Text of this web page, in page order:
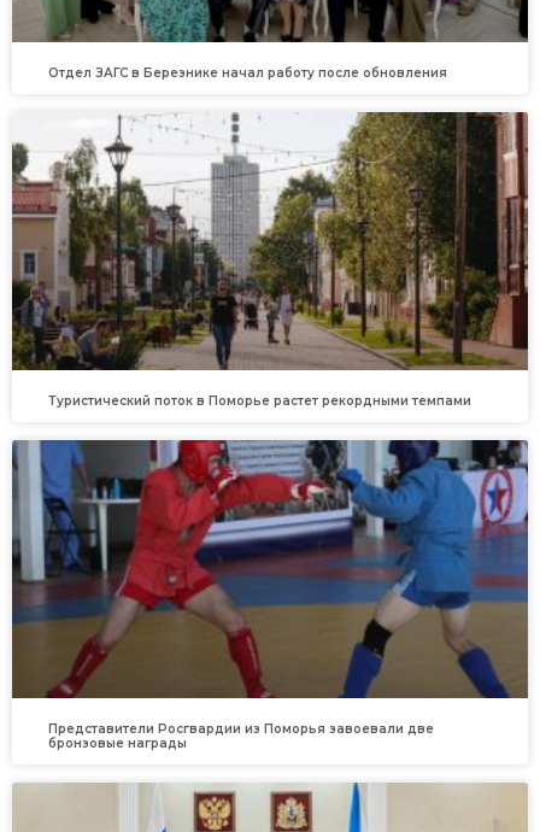
Отдел ЗАГС в Березнике начал работу после обновления
Туристический поток в Поморье растет рекордными темпами
Представители Росгвардии из Поморья завоевали две
бронзовые награды